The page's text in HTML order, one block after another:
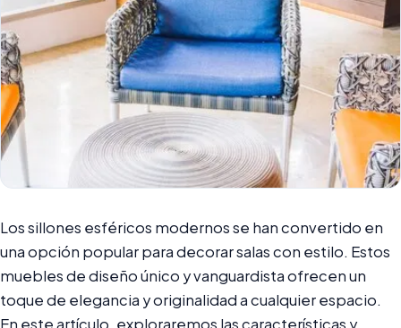
Los sillones esféricos modernos se han convertido en
una opción popular para decorar salas con estilo. Estos
muebles de diseño único y vanguardista ofrecen un
toque de elegancia y originalidad a cualquier espacio.
En este artículo, exploraremos las características y